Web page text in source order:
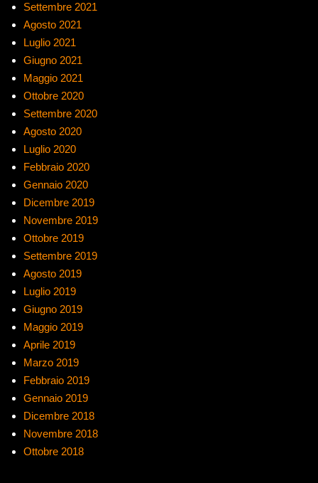
Settembre 2021
Agosto 2021
Luglio 2021
Giugno 2021
Maggio 2021
Ottobre 2020
Settembre 2020
Agosto 2020
Luglio 2020
Febbraio 2020
Gennaio 2020
Dicembre 2019
Novembre 2019
Ottobre 2019
Settembre 2019
Agosto 2019
Luglio 2019
Giugno 2019
Maggio 2019
Aprile 2019
Marzo 2019
Febbraio 2019
Gennaio 2019
Dicembre 2018
Novembre 2018
Ottobre 2018